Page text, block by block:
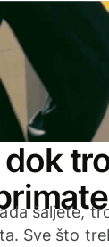
šaljete,
Sve što